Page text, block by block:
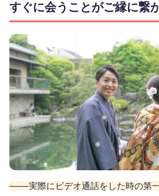
すぐに会うことがご縁に繋
───実際にビデオ通話をした時の第